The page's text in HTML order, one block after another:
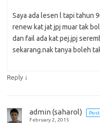
Saya ada lesen l tapi tahun
renew kat jat jpj muar tak
dan fail ada kat pej.jpj
sekarang.nak tanya boleh
Reply ↓
admin (saharol)
February 2, 2015